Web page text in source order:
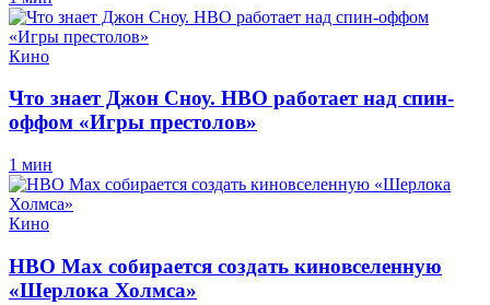
Кино
Что знает Джон Сноу. HBO работает над спин-
оффом «Игры престолов»
1 мин
Кино
HBO Max собирается создать киновселенную
«Шерлока Холмса»